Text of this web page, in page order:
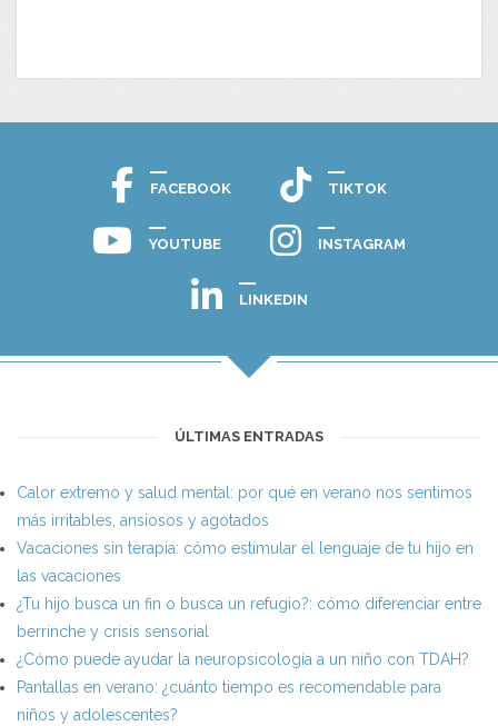
FACEBOOK TIKTOK
YOUTUBE INSTAGRAM
LINKEDIN
ÚLTIMAS ENTRADAS
Calor extremo y salud mental: por qué en verano nos sentimos
más irritables, ansiosos y agotados
Vacaciones sin terapia: cómo estimular el lenguaje de tu hijo en
las vacaciones
¿Tu hijo busca un fin o busca un refugio?: cómo diferenciar entre
berrinche y crisis sensorial
¿Cómo puede ayudar la neuropsicología a un niño con TDAH?
Pantallas en verano: ¿cuánto tiempo es recomendable para
niños y adolescentes?